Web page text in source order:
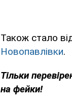
Також стало
Новопавлівки.
Тільки
на фейки!